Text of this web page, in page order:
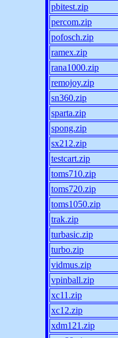
pbitest.zip
percom.zip
pofosch.zip
ramex.zip
rana1000.zip
remojoy.zip
sn360.zip
sparta.zip
spong.zip
sx212.zip
testcart.zip
toms710.zip
toms720.zip
toms1050.zip
trak.zip
turbasic.zip
turbo.zip
vidmus.zip
vpinball.zip
xc11.zip
xc12.zip
xdm121.zip